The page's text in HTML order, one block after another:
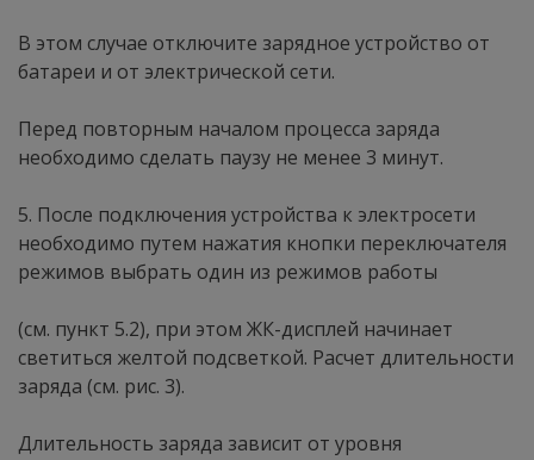
В этом случае отключите зарядное устройство от
батареи и от электрической сети.
Перед повторным началом процесса заряда
необходимо сделать паузу не менее 3 минут.
5. После подключения устройства к электросети
необходимо путем нажатия кнопки переключателя
режимов выбрать один из режимов работы
(см. пункт 5.2), при этом ЖК-дисплей начинает
светиться желтой подсветкой. Расчет длительности
заряда (см. рис. 3).
Длительность заряда зависит от уровня